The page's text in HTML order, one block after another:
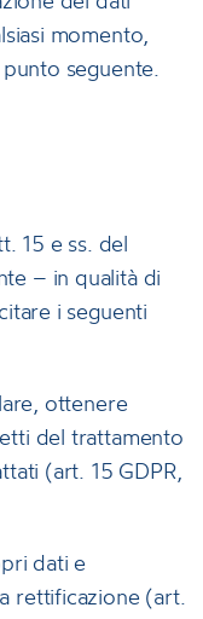
momento,
seguente.
15 e ss. del
– in qualità di
i seguenti
ottenere
del trattamento
(art. 15 GDPR,
dati e
rettificazione (art.